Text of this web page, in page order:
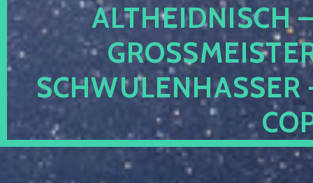
ALTHEIDNISCH
CHWULENHASSER